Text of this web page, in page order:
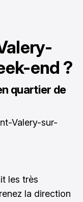
end ?
quartier de
les très
la direction